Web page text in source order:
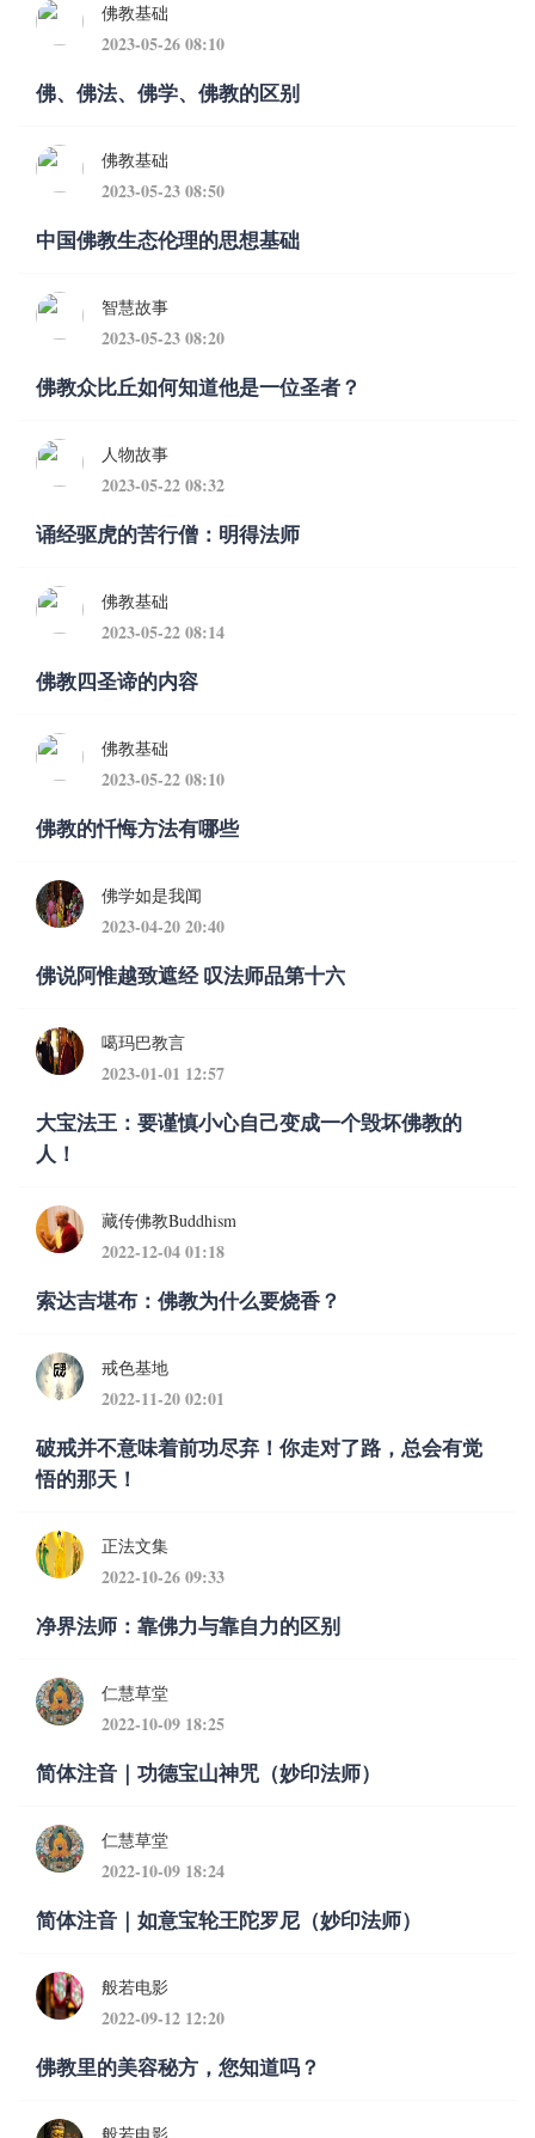
佛教基础
2023-05-26 08:10
佛、佛法、佛学、佛教的区别
佛教基础
2023-05-23 08:50
中国佛教生态伦理的思想基础
智慧故事
2023-05-23 08:20
佛教众比丘如何知道他是一位圣者？
人物故事
2023-05-22 08:32
诵经驱虎的苦行僧：明得法师
佛教基础
2023-05-22 08:14
佛教四圣谛的内容
佛教基础
2023-05-22 08:10
佛教的忏悔方法有哪些
佛学如是我闻
2023-04-20 20:40
佛说阿惟越致遮经 叹法师品第十六
噶玛巴教言
2023-01-01 12:57
大宝法王：要谨慎小心自己变成一个毁坏佛教的
人！
藏传佛教Buddhism
2022-12-04 01:18
索达吉堪布：佛教为什么要烧香？
戒色基地
2022-11-20 02:01
破戒并不意味着前功尽弃！你走对了路，总会有觉
悟的那天！
正法文集
2022-10-26 09:33
净界法师：靠佛力与靠自力的区别
仁慧草堂
2022-10-09 18:25
简体注音｜功德宝山神咒（妙印法师）
仁慧草堂
2022-10-09 18:24
简体注音｜如意宝轮王陀罗尼（妙印法师）
般若电影
2022-09-12 12:20
佛教里的美容秘方，您知道吗？